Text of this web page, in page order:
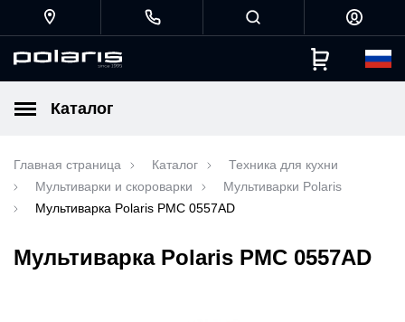
Каталог
Главная страница Каталог
Техника для кухни
Мультиварки и скороварки
Мультиварки Polaris
Мультиварка Polaris PMC 0557AD
Мультиварка Polaris PMC 0557AD